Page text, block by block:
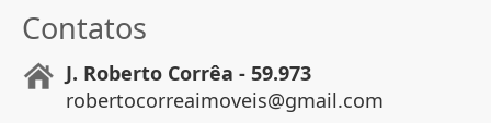
Contatos
J. Roberto Corrêa - 59.973
robertocorreaimoveis@gmail.com